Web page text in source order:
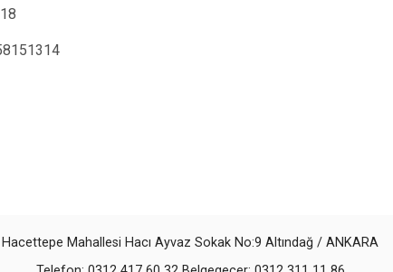
Hacettepe Mahallesi Hacı Ayvaz Sokak No:9 Altındağ / ANKARA